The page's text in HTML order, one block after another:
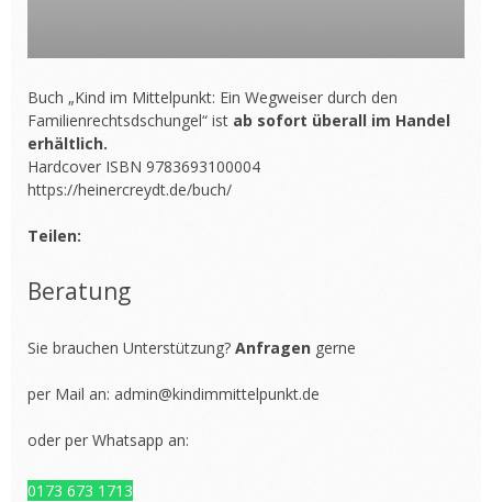
Buch „Kind im Mittelpunkt: Ein Wegweiser durch den
Familienrechtsdschungel“ ist ab sofort überall im Handel
erhältlich.
Hardcover ISBN 9783693100004
https://heinercreydt.de/buch/
Teilen:
Beratung
Sie brauchen Unterstützung? Anfragen gerne
per Mail an: admin@kindimmittelpunkt.de
oder per Whatsapp an:
0173 673 1713